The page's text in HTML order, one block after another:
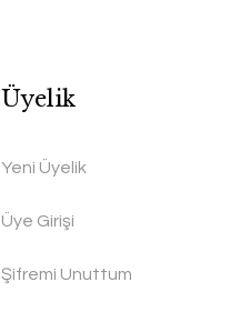
Üyelik
Yeni Üyelik
Üye Girişi
Şifremi Unuttum